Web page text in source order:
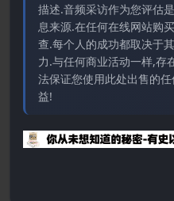
描述.音频采访作为您评估
息来源.在任何在线网站购
查.每个人的成功都取决于
力.与任何商业活动一样,存
法保证您使用此处出售的
益!